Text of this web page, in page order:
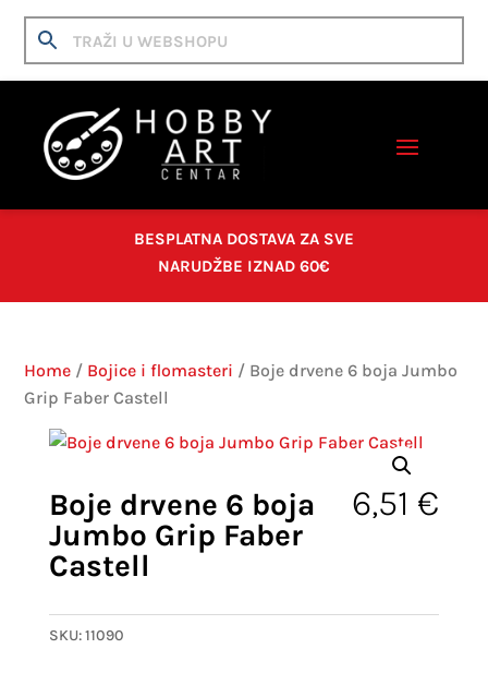
BESPLATNA DOSTAVA ZA SVE
NARUDŽBE IZNAD 60€
Home / Bojice i flomasteri / Boje drvene 6 boja Jumbo
Grip Faber Castell
Boje drvene 6 boja
Jumbo Grip Faber
Castell
6,51 €
SKU:11090